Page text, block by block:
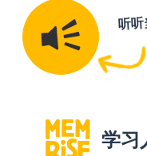
听
学习